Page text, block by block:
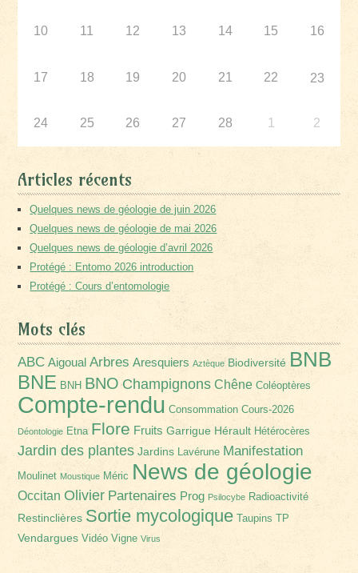
10 11 12 13 14 15 16
17 18 19 20 21 22 23
24 25 26 27 28 1 2
Articles récents
Quelques news de géologie de juin 2026
Quelques news de géologie de mai 2026
Quelques news de géologie d’avril 2026
Protégé : Entomo 2026 introduction
Protégé : Cours d’entomologie
Mots clés
ABC Aigoual Arbres Aresquiers Aztèque Biodiversité BNB
BNE BNH BNO Champignons Chêne Coléoptères
Compte-rendu Consommation Cours-2026
Déontologie Etna Flore Fruits Garrigue Hérault Hétérocères
Jardin des plantes Jardins Lavérune Manifestation
Moulinet Moustique Méric News de géologie
Occitan Olivier Partenaires Prog Psilocybe Radioactivité
Restinclières Sortie mycologique Taupins TP
Vendargues Vidéo Vigne Virus